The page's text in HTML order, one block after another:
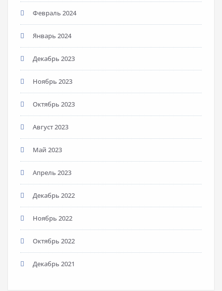
Февраль 2024
Январь 2024
Декабрь 2023
Ноябрь 2023
Октябрь 2023
Август 2023
Май 2023
Апрель 2023
Декабрь 2022
Ноябрь 2022
Октябрь 2022
Декабрь 2021